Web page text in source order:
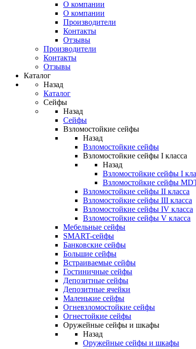
О компании
О компании
Производители
Контакты
Отзывы
Производители
Контакты
Отзывы
Каталог
Назад
Каталог
Сейфы
Назад
Сейфы
Взломостойкие сейфы
Назад
Взломостойкие сейфы
Взломостойкие сейфы I класса
Назад
Взломостойкие сейфы I
Взломостойкие сейфы
Взломостойкие сейфы II класса
Взломостойкие сейфы III класса
Взломостойкие сейфы IV класса
Взломостойкие сейфы V класса
Мебельные сейфы
SMART-сейфы
Банковские сейфы
Большие сейфы
Встраиваемые сейфы
Гостиничные сейфы
Депозитные сейфы
Депозитные ячейки
Маленькие сейфы
Огневзломостойкие сейфы
Огнестойкие сейфы
Оружейные сейфы и шкафы
Назад
Оружейные сейфы и шкафы